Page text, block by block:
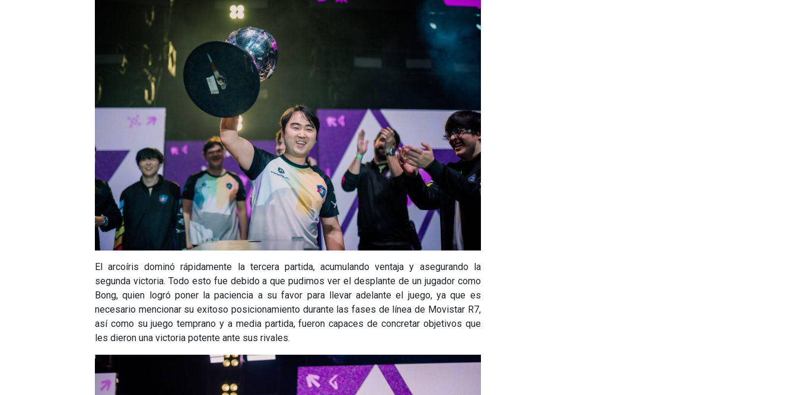
El arcoíris dominó rápidamente la tercera partida, acumulando ventaja y asegurando la
segunda victoria. Todo esto fue debido a que pudimos ver el desplante de un jugador como
Bong, quien logró poner la paciencia a su favor para llevar adelante el juego, ya que es
necesario mencionar su exitoso posicionamiento durante las fases de línea de Movistar R7,
así como su juego temprano y a media partida, fueron capaces de concretar objetivos que
les dieron una victoria potente ante sus rivales.